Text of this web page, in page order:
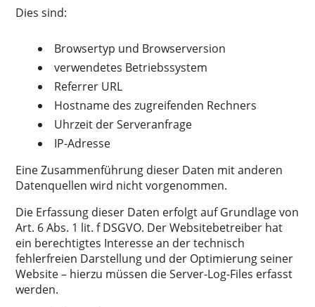
Dies sind:
Browsertyp und Browserversion
verwendetes Betriebssystem
Referrer URL
Hostname des zugreifenden Rechners
Uhrzeit der Serveranfrage
IP-Adresse
Eine Zusammenführung dieser Daten mit anderen
Datenquellen wird nicht vorgenommen.
Die Erfassung dieser Daten erfolgt auf Grundlage von
Art. 6 Abs. 1 lit. f DSGVO. Der Websitebetreiber hat
ein berechtigtes Interesse an der technisch
fehlerfreien Darstellung und der Optimierung seiner
Website – hierzu müssen die Server-Log-Files erfasst
werden.